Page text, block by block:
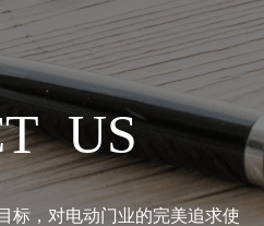
US
标，对电动门业的完美追求使